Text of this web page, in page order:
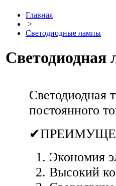
Главная
>
Светодиодные лампы
Светодиодная
Светодиодная
постоянного
Экономия
Высокий